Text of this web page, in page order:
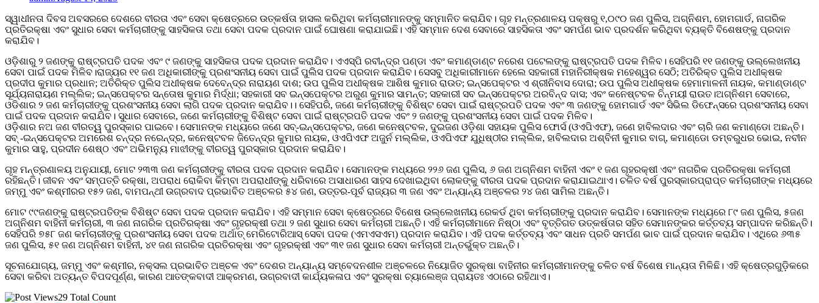
ସ୍ୱାଧୀନତା ଦିବସ ଅବସରରେ ଦେଶରେ ବୀରତା ଏବଂ ସେବା କ୍ଷେତ୍ରରେ ଉତ୍କର୍ଷତା ହାସଲ କରିଥିବା କର୍ମଚାରୀମାନଙ୍କୁ ସମ୍ମାନିତ କରାଯିବ। ଗୃହ ମନ୍ତ୍ରଣାଳୟ ପକ୍ଷରୁ ୧,୦୯୦ ଜଣ ପୁଲିସ, ଅଗ୍ନିଶମ, ହୋମଗାର୍ଡ, ନାଗରିକ
ପ୍ରତିରକ୍ଷା ଏବଂ ସୁଧାର ସେବା କର୍ମଚାରୀଙ୍କୁ ସାହସିକତା ତଥା ସେବା ପଦକ ପ୍ରଦାନ ପାଇଁ ଘୋଷଣା କରାଯାଇଛି। ଏହି ସମ୍ମାନ ଦେଶ ସେବାରେ ସାହସିକତା ଏବଂ ସମର୍ପଣ ଭାବ ପ୍ରଦର୍ଶନ କରିଥିବା ବ୍ୟକ୍ତି ବିଶେଷଙ୍କୁ ପ୍ରଦାନ
କରାଯିବ।
ଓଡ଼ିଶାରୁ ୨ ଜଣଙ୍କୁ ରାଷ୍ଟ୍ରପତି ପଦକ ଏବଂ ୯ ଜଣଙ୍କୁ ସାହସିକତା ପଦକ ପ୍ରଦାନ କରାଯିବ। ଏଏସ୍‌ପି ରବୀନ୍ଦ୍ର ପଣ୍ଡା ଏବଂ କମାଣ୍ଡାଣ୍ଟ ନରେଶ ପଟେଲଙ୍କୁ ରାଷ୍ଟ୍ରପତି ପଦକ ମିଳିବ। ସେହିପରି ୧୧ ଜଣଙ୍କୁ ଉଲ୍ଲେଖନୀୟ
ସେବା ପାଇଁ ପଦକ ମିଳିବ।ରାଜ୍ୟର ୧୧ ଜଣ ଅଧିକାରୀଙ୍କୁ ପ୍ରଶଂସନୀୟ ସେବା ପାଇଁ ପୁଲିସ ପଦକ ପ୍ରଦାନ କରାଯିବ। ସେସବୁ ଅଧିକାରୀମାନେ ହେଲେ ସହକାରୀ ମହାନିରୀକ୍ଷକ ମହେଶ୍ୱର ସେଠି; ଅତିରିକ୍ତ ପୁଲିସ ଅଧୀକ୍ଷକ
ପ୍ରଦୀପ କୁମାର ପ୍ରଧାନ; ଅତିରିକ୍ତ ପୁଲିସ ଅଧୀକ୍ଷକ ଦେବେନ୍ଦ୍ର ନାରାୟଣ ଦାଶ; ଉପ ପୁଲିସ ଅଧୀକ୍ଷକ ଆଶିଷ କୁମାର ରାଉତ; ଇନ୍ସପେକ୍ଟର ଏ ଶ୍ରୀନିବାସ ଦୋରା; ଉପ ପୁଲିସ ଅଧୀକ୍ଷକ ହେମାମାଳନୀ ନାୟକ, କମାଣ୍ଡାଣ୍ଟ
ସୂର୍ଯ୍ୟନାରାୟଣ ମଲ୍ଲିକ; ଇନ୍ସପେକ୍ଟର ସନ୍ତୋଷ କୁମାର ମିର୍ଦ୍ଧା; ସହକାରୀ ସବ ଇନ୍ସପେକ୍ଟର ଅରୁଣ କୁମାର ସାମନ୍ତ; ସହକାରୀ ସବ ଇନ୍ସପେକ୍ଟର ଅରବିନ୍ଦ ଦାସ; ଏବଂ କନେଷ୍ଟବଳ ଚିନ୍ମୟୀ ରାଉତ।ଅଗ୍ନିଶମ ସେବାରେ,
ଓଡିଶାର ୨ ଜଣ କର୍ମଚାରୀଙ୍କୁ ପ୍ରଶଂସନୀୟ ସେବା ଲାଗି ପଦକ ପ୍ରଦାନ କରାଯିବ।। ସେହିପରି, ଜଣେ କର୍ମଚାରୀଙ୍କୁ ବିଶିଷ୍ଟ ସେବା ପାଇଁ ରାଷ୍ଟ୍ରପତି ପଦକ ଏବଂ ୩ ଜଣଙ୍କୁ ହୋମଗାର୍ଡ ଏବଂ ସିଭିଲ ଡିଫେନ୍ସରେ ପ୍ରଶଂସନୀୟ ସେବା
ପାଇଁ ପଦକ ପ୍ରଦାନ କରାଯିବ। ସୁଧାର ସେବାରେ, ଜଣେ କର୍ମଚାରୀଙ୍କୁ ବିଶିଷ୍ଟ ସେବା ପାଇଁ ରାଷ୍ଟ୍ରପତି ପଦକ ଏବଂ ୨ ଜଣଙ୍କୁ ପ୍ରଶଂସନୀୟ ସେବା ପାଇଁ ପଦକ ମିଳିବ।
ଓଡ଼ିଶାର ନଅ ଜଣ ବୀରତ୍ୱ ପୁରସ୍କାର ପାଇବେ। ସେମାନଙ୍କ ମଧ୍ୟରେ ଜଣେ ସବ୍-ଇନ୍ସପେକ୍ଟର, ଜଣେ କନେଷ୍ଟବଳ, ଦୁଇଜଣ ଓଡ଼ିଶା ସହାୟକ ପୁଲିସ ଫୋର୍ସ (ଓଏପିଏଫ), ଜଣେ ହାବିଲଦାର ଏବଂ ଚାରି ଜଣ କମାଣ୍ଡୋ ଅଛନ୍ତି।
ସବ୍ -ଇନ୍ସପେକ୍ଟର ଅମରେଶ ଚନ୍ଦ୍ର ନରେନ୍ଦ୍ର, କନେଷ୍ଟବଳ ଜିତେନ୍ଦ୍ର କୁମାର ନାୟକ, ଓଏପିଏଫ ଅଜୁର୍ନ ମଲ୍ଲିକ, ଓଏପିଏଫ ଯୁଧିଷ୍ଠୀର ମଲ୍ଲିକ, ହାବିଲଦାର ଅଶ୍ବିନୀ କୁମାର ବାଗ୍, କମାଣ୍ଡୋ ଡମ୍ବରୁଧର ଭୋଇ, ନବୀନ
କୁମାର ସାହୁ, ପ୍ରଦୀନ ଶେଷ୍ଠ ଏବଂ ଅଭିମନ୍ୟୁ ମାଝୀଙ୍କୁ ବୀରତ୍ୱ ପୁରସ୍କାର ପ୍ରଦାନ କରାଯିବ।
ଗୃହ ମନ୍ତ୍ରଣାଳୟ ଅନୁଯାୟୀ, ମୋଟ ୨୩୩ ଜଣ କର୍ମଚାରୀଙ୍କୁ ବୀରତା ପଦକ ପ୍ରଦାନ କରାଯିବ। ସେମାନଙ୍କ ମଧ୍ୟରେ ୨୨୬ ଜଣ ପୁଲିସ, ୬ ଜଣ ଅଗ୍ନିଶମ ବାହିନୀ ଏବଂ ୧ ଜଣ ଗୃହରକ୍ଷୀ ଏବଂ ନାଗରିକ ପ୍ରତିରକ୍ଷା କର୍ମଚାରୀ
ରହିଛନ୍ତି। ଜୀବନ ଏବଂ ସମ୍ପତ୍ତି ରକ୍ଷା, ଅପରାଧ ରୋକିବା କିମ୍ବା ଅପରାଧୀଙ୍କୁ ଧରିବାରେ ଅସାଧାରଣ ସାହସ ଦେଖାଇଥିବା ଲୋକଙ୍କୁ ବୀରତା ପଦକ ପ୍ରଦାନ କରାଯାଇଥାଏ। ଚଳିତ ବର୍ଷ ପୁରସ୍କାରପ୍ରାପ୍ତ କର୍ମଚାରୀଙ୍କ ମଧ୍ୟରେ
ଜମ୍ମୁ ଏବଂ କଶ୍ମୀରର ୧୫୨ ଜଣ, ବାମପନ୍ଥୀ ଉଗ୍ରବାଦ ପ୍ରଭାବିତ ଅଞ୍ଚଳର ୫୪ ଜଣ, ଉତ୍ତର-ପୂର୍ବ ରାଜ୍ୟର ୩ ଜଣ ଏବଂ ଅନ୍ୟାନ୍ୟ ଅଞ୍ଚଳର ୨୪ ଜଣ ସାମିଲ ଅଛନ୍ତି।
ମୋଟ ୯୯ଜଣଙ୍କୁ ରାଷ୍ଟ୍ରପତିଙ୍କ ବିଶିଷ୍ଟ ସେବା ପଦକ ପ୍ରଦାନ କରାଯିବ। ଏହି ସମ୍ମାନ ସେବା କ୍ଷେତ୍ରରେ ବିଶେଷ ଉଲ୍ଲେଖନୀୟ ରେକର୍ଡ ଥିବା କର୍ମଚାରୀଙ୍କୁ ପ୍ରଦାନ କରାଯିବ। ସେମାନଙ୍କ ମଧ୍ୟରେ ୮୯ ଜଣ ପୁଲିସ, ୫ଜଣ
ଅଗ୍ନିଶମ ବାହିନୀ କର୍ମଚାରୀ, ୩ ଜଣ ନାଗରିକ ପ୍ରତିରକ୍ଷା ଏବଂ ଗୃହରକ୍ଷୀ ତଥା ୨ ଜଣ ସୁଧାର ସେବା କର୍ମଚାରୀ ଅଛନ୍ତି। ଏହି କର୍ମଚାରୀମାନେ ନିଷ୍ଠା ଏବଂ ବୃତ୍ତିଗତ ଉତ୍କର୍ଷତାର ସହିତ ସେମାନଙ୍କର କର୍ତ୍ତବ୍ୟ ସମ୍ପାଦନ କରିଛନ୍ତି।
ସେହିପରି ୭୫୮ ଜଣ କର୍ମଚାରୀଙ୍କୁ ପ୍ରଶଂସନୀୟ ସେବା ପଦକ ଅର୍ଥାତ୍ ମେରିଟୋରିଆସ୍ ସେବା ପଦକ (ଏମଏସଏମ) ପ୍ରଦାନ କରାଯିବ। ଏହି ପଦକ କର୍ତ୍ତବ୍ୟ ଏବଂ ସାଧନ ପ୍ରତି ସମର୍ପଣ ଭାବ ପାଇଁ ପ୍ରଦାନ କରାଯିବ। ଏଥିରେ ୬୩୫
ଜଣ ପୁଲିସ, ୫୧ ଜଣ ଅଗ୍ନିଶମ ବାହିନୀ, ୪୧ ଜଣ ନାଗରିକ ପ୍ରତିରକ୍ଷା ଏବଂ ଗୃହରକ୍ଷୀ ଏବଂ ୩୧ ଜଣ ସୁଧାର ସେବା କର୍ମଚାରୀ ଅନ୍ତର୍ଭୁକ୍ତ ଅଛନ୍ତି।
ସୂଚନାଯୋଗ୍ୟ, ଜମ୍ମୁ ଏବଂ କଶ୍ମୀର, ନକ୍ସଲ ପ୍ରଭାବିତ ଅଞ୍ଚଳ ଏବଂ ଦେଶର ଅନ୍ୟାନ୍ୟ ସମ୍ବେଦନଶୀଳ ଅଞ୍ଚଳରେ ନିୟୋଜିତ ସୁରକ୍ଷା ବାହିନୀର କର୍ମଚାରୀମାନଙ୍କୁ ଚଳିତ ବର୍ଷ ବିଶେଷ ମାନ୍ୟତା ମିଳିଛି। ଏହି କ୍ଷେତ୍ରଗୁଡ଼ିକରେ
ସେବା କରିବା ଅତ୍ୟନ୍ତ ବିପଦପୂର୍ଣ୍ଣ, କାରଣ ଆତଙ୍କବାଦୀ ଆକ୍ରମଣ, ଉଗ୍ରବାଦୀ କାର୍ଯ୍ୟକଳାପ ଏବଂ ସୁରକ୍ଷା ଚ୍ୟାଲେଞ୍ଜ ପ୍ରାୟତଃ ଏଠାରେ ରହିଥାଏ।
29 Total Count